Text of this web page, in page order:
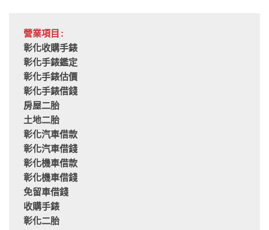
營業項目:
彰化收購手錶
彰化手錶鑑定
彰化手錶估價
彰化手錶借錢
房屋二胎
土地二胎
彰化汽車借款
彰化汽車借錢
彰化機車借款
彰化機車借錢
免留車借錢
收購手錶
彰化二胎